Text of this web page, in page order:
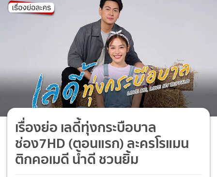
เรื่องย่อ เลดี้ทุ่งกระบือบาล
ช่อง7HD (ตอนแรก) ละครโรแมน
ติกคอเมดี น้ำดี ชวนยิ้ม